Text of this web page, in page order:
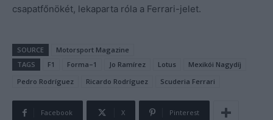
csapatfőnökét, lekaparta róla a Ferrari-jelet.
SOURCE
Motorsport Magazine
TAGS
F1 Forma–1 Jo Ramírez Lotus
Mexikói Nagydíj
Pedro Rodríguez
Ricardo Rodríguez Scuderia Ferrari
Facebook X Pinterest